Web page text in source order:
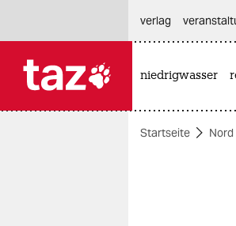
themen
verlag
niedrigwasser
Startseite Nord